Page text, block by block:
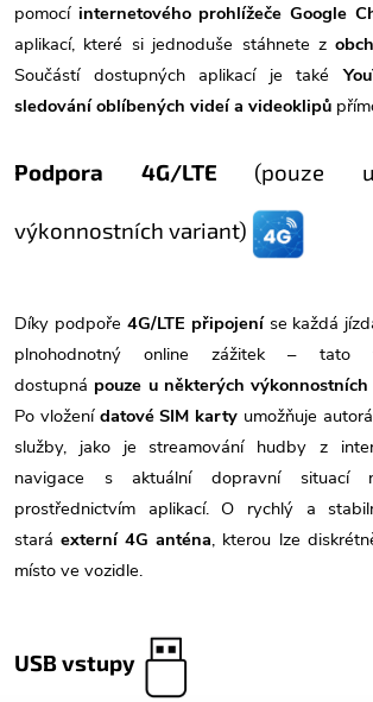
pomocí internetového prohlížeče Google
aplikací, které si jednoduše stáhnete z
Součástí dostupných aplikací je také
sledování oblíbených videí a videoklipů
Podpora 4G/LTE (pouze
výkonnostních variant)
Díky podpoře 4G/LTE připojení se každá
plnohodnotný online zážitek – tato
dostupná pouze u některých
Po vložení datové SIM karty umožňuje
služby, jako je streamování hudby z
navigace s aktuální dopravní situací
prostřednictvím aplikací. O rychlý a
stará externí 4G anténa, kterou lze
místo ve vozidle.
USB vstupy